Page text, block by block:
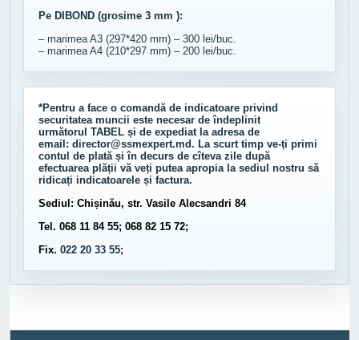
Pe DIBOND (grosime 3 mm ):
– marimea A3 (297*420 mm) – 300 lei/buc.
– marimea A4 (210*297 mm) – 200 lei/buc.
*Pentru a face o comandă de indicatoare privind
securitatea muncii este necesar de îndeplinit
următorul TABEL și de expediat la adresa de
email: director@ssmexpert.md. La scurt timp ve-ți primi
contul de plată și în decurs de cîteva zile după
efectuarea plății vă veți putea apropia la sediul nostru să
ridicați indicatoarele și factura.
Sediul: Chișinău, str. Vasile Alecsandri 84
Tel. 068 11 84 55; 068 82 15 72;
Fix. 022 20 33 55;